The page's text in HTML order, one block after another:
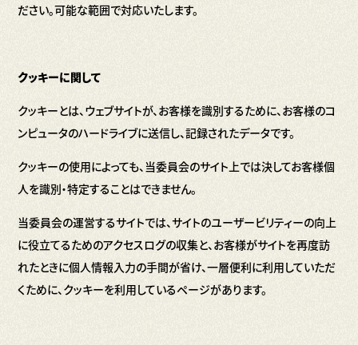
ださい。可能な範囲で対応いたします。
クッキーに関して
クッキーとは、ウェブサイトが、お客様を識別するために、お客様のコ
ンピュータのハードライブに送信し、記録されたデータです。
クッキーの使用によっても、当委員会のサイト上では決してお客様個
人を識別・特定することはできません。
当委員会の運営するサイトでは、サイトのユーザービリティーの向上
に役立てるためのアクセスログの収集と、お客様がサイトを再度訪
れたときに個人情報入力の手間が省け、一層便利に利用していただ
くために、クッキーを利用しているページがあります。